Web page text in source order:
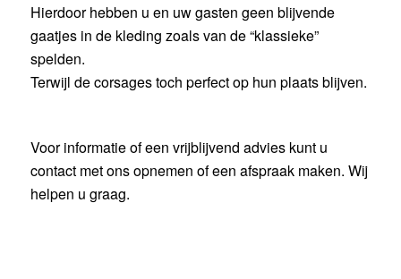
Hierdoor hebben u en uw gasten geen blijvende
gaatjes in de kleding zoals van de “klassieke”
spelden.
Terwijl de corsages toch perfect op hun plaats blijven.
Voor informatie of een vrijblijvend advies kunt u
contact met ons opnemen of een afspraak maken. Wij
helpen u graag.